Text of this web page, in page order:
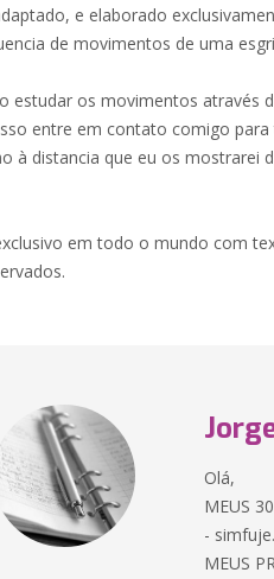
e elaborado
de movimentos de uma
estudar os movimentos através
entre em contato comigo para
à distancia que eu os mostrarei
em todo o mundo com
Olá,
MEUS
-
MEUS